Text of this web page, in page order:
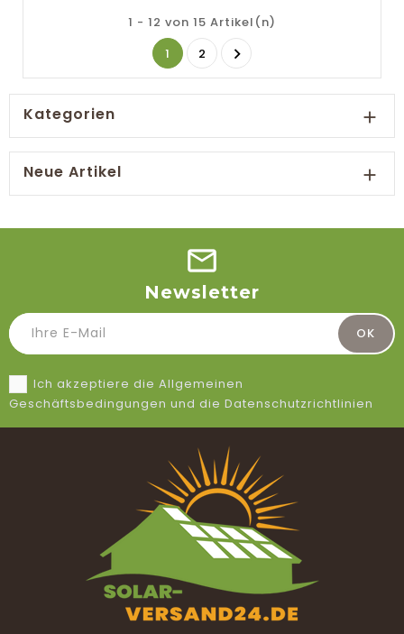
1 - 12 von 15 Artikel(n)
1
2 
Kategorien 
Neue Artikel 
Newsletter
Ich akzeptiere die Allgemeinen
Geschäftsbedingungen und die Datenschutzrichtlinien